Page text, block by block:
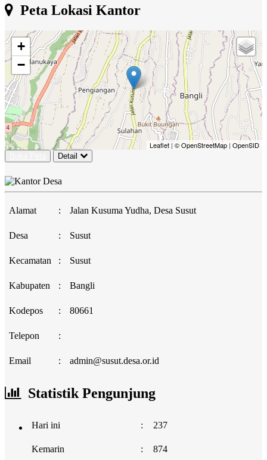
Peta Lokasi Kantor
+
−
Leaflet |© OpenStreetMap | OpenSID
Detail
Alamat : Jalan Kusuma Yudha, Desa Susut
Desa : Susut
Kecamatan : Susut
Kabupaten : Bangli
Kodepos : 80661
Telepon :
Email : admin@susut.desa.or.id
Statistik Pengunjung
Hari ini : 237
Kemarin : 874